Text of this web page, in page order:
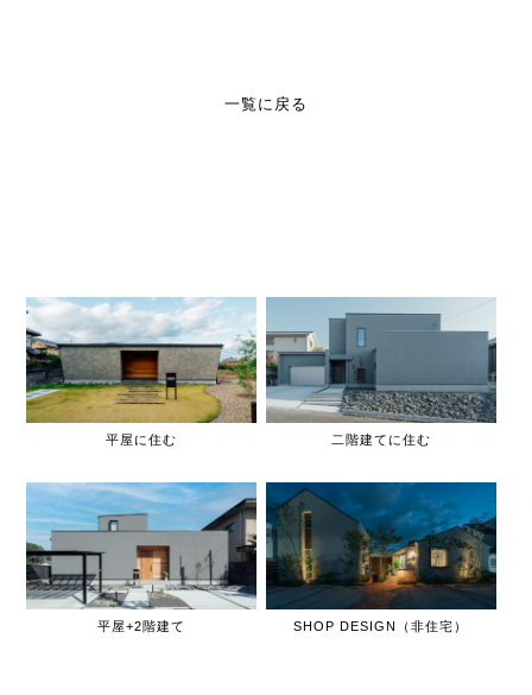
一覧に戻る
平屋に住む 二階建てに住む
平屋+2階建て SHOP DESIGN（非住宅）